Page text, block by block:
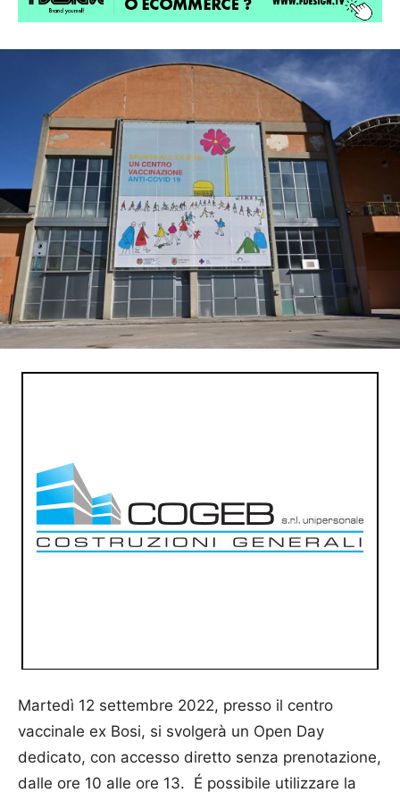
Martedì 12 settembre 2022, presso il centro
vaccinale ex Bosi, si svolgerà un Open Day
dedicato, con accesso diretto senza prenotazione,
dalle ore 10 alle ore 13. É possibile utilizzare la